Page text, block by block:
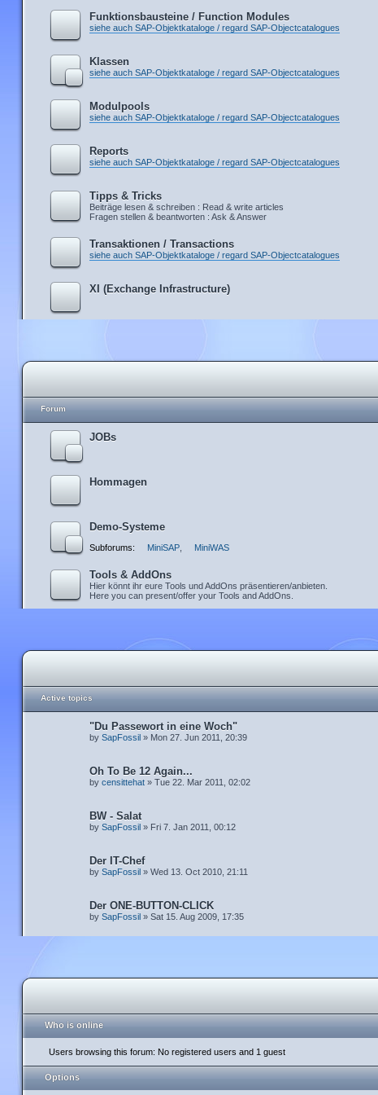
Funktionsbausteine / Function Modules
siehe auch SAP-Objektkataloge / regard SAP-Objectcatalogues
Klassen
siehe auch SAP-Objektkataloge / regard SAP-Objectcatalogues
Modulpools
siehe auch SAP-Objektkataloge / regard SAP-Objectcatalogues
Reports
siehe auch SAP-Objektkataloge / regard SAP-Objectcatalogues
Tipps & Tricks
Beiträge lesen & schreiben : Read & write articles
Fragen stellen & beantworten : Ask & Answer
Transaktionen / Transactions
siehe auch SAP-Objektkataloge / regard SAP-Objectcatalogues
XI (Exchange Infrastructure)
Forum
JOBs
Hommagen
Demo-Systeme
Subforums: MiniSAP MiniWAS
Tools & AddOns
Hier könnt ihr eure Tools und AddOns präsentieren/anbieten.
Here you can present/offer your Tools and AddOns.
Active topics
"Du Passewort in eine Woch"
by SapFossil » Mon 27. Jun 2011, 20:39
Oh To Be 12 Again...
by censittehat » Tue 22. Mar 2011, 02:02
BW - Salat
by SapFossil » Fri 7. Jan 2011, 00:12
Der IT-Chef
by SapFossil » Wed 13. Oct 2010, 21:11
Der ONE-BUTTON-CLICK
by SapFossil » Sat 15. Aug 2009, 17:35
Who is online
Users browsing this forum: No registered users and 1 guest
Options